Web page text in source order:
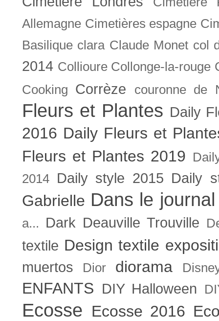
Allemagne Cimetières espagne
Basilique clara Claude Monet col
2014 Collioure Collonge-la-rouge
Cooking
Corrèze couronne de
Fleurs et Plantes Daily
2016 Daily Fleurs et
Fleurs et Plantes 2019
2014
Daily style 2015 Daily
Gabrielle Dans le journal
a... Dark Deauville Trouville
textile Design textile
muertos Dior diorama
ENFANTS DIY Halloween
Ecosse Ecosse 2016